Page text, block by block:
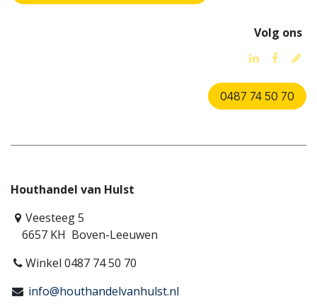
Volg ons
0487 74 50 70
Houthandel van Hulst
Veesteeg 5
6657 KH Boven-Leeuwen
Winkel 0487 74 50 70
info@houthandelvanhulst.nl